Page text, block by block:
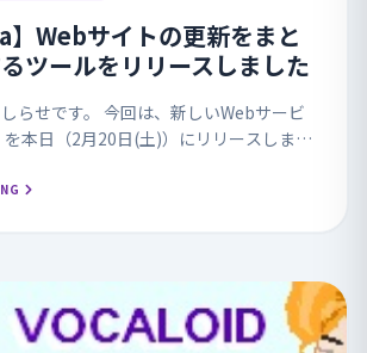
】Webサイトの更新をまと
ツールをリリースしました
は、新しいWebサービ
本日（2月20日(土)）にリリースしまし
年が明けて間もない...